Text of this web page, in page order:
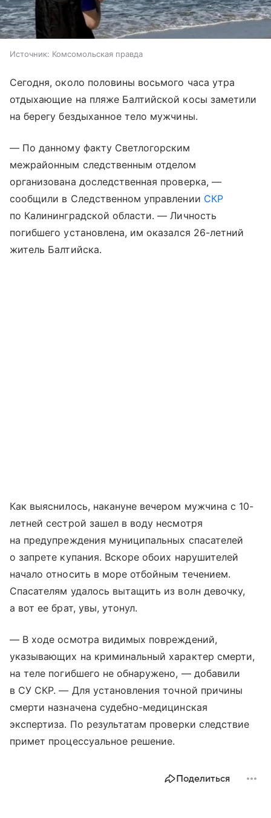
Источник: Комсомольская правда
Сегодня, около половины восьмого часа утра
отдыхающие на пляже Балтийской косы заметили
на берегу бездыханное тело мужчины.
— По данному факту Светлогорским
межрайонным следственным отделом
организована доследственная проверка, —
сообщили в Следственном управлении СКР
по Калининградской области. — Личность
погибшего установлена, им оказался 26-летний
житель Балтийска.
Как выяснилось, накануне вечером мужчина с 10-
летней сестрой зашел в воду несмотря
на предупреждения муниципальных спасателей
о запрете купания. Вскоре обоих нарушителей
начало относить в море отбойным течением.
Спасателям удалось вытащить из волн девочку,
а вот ее брат, увы, утонул.
— В ходе осмотра видимых повреждений,
указывающих на криминальный характер смерти,
на теле погибшего не обнаружено, — добавили
в СУ СКР. — Для установления точной причины
смерти назначена судебно-медицинская
экспертиза. По результатам проверки следствие
примет процессуальное решение.
Поделиться